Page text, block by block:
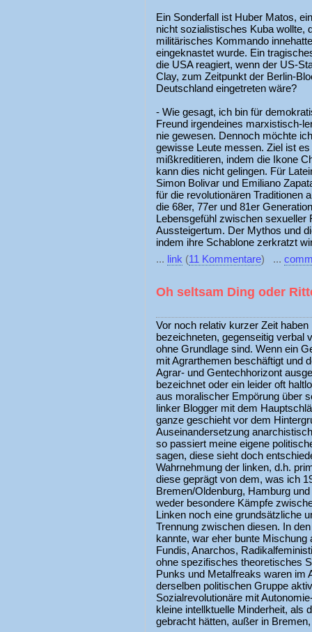
Ein Sonderfall ist Huber Matos,
nicht sozialistisches Kuba wollte,
militärisches Kommando
eingeknastet wurde. Ein
die USA reagiert, wenn der US-
Clay, zum Zeitpunkt der Berlin-
Deutschland eingetreten wäre?
- Wie gesagt, ich bin für
Freund irgendeines marxistisch-
nie gewesen. Dennoch möchte
gewisse Leute messen. Ziel ist
mißkreditieren, indem die Ikone
kann dies nicht gelingen. Für
Simon Bolivar und Emiliano
für die revolutionären Traditionen
die 68er, 77er und 81er
Lebensgefühl zwischen sexueller
Aussteigertum. Der Mythos und
indem ihre Schablone zerkratzt
... link (11 Kommentare) ...
Oh seltsam Ding oder
Vor noch relativ kurzer Zeit
bezeichneten, gegenseitig verbal
ohne Grundlage sind. Wenn ein
mit Agrarthemen beschäftigt und
Agrar- und Gentechhorizont
bezeichnet oder ein leider oft
aus moralischer Empörung über
linker Blogger mit dem
ganze geschieht vor dem
Auseinandersetzung
so passiert meine eigene
sagen, diese sieht doch
Wahrnehmung der linken, d.h.
diese geprägt von dem, was ich
Bremen/Oldenburg, Hamburg
weder besondere Kämpfe
Linken noch eine grundsätzliche
Trennung zwischen diesen. In
kannte, war eher bunte
Fundis, Anarchos,
ohne spezifisches theoretisches
Punks und Metalfreaks waren im
derselben politischen Gruppe
Sozialrevolutionäre mit
kleine intellktuelle Minderheit, als
gebracht hätten, außer in